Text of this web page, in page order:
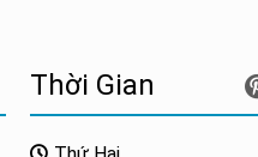
Thời Gian